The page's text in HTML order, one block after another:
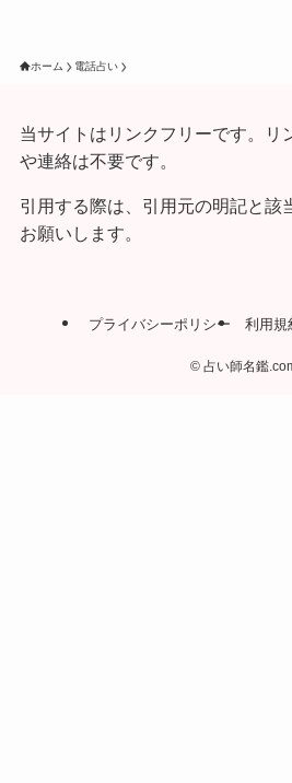
ホーム 電話占い
当サイトはリンクフリーです。リ
や連絡は不要です。
引用する際は、引用元の明記と該
お願いします。
プライバシーポリシー 利用規
©占い師名鑑